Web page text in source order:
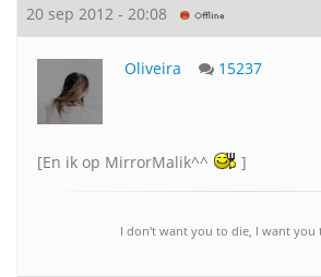
20 sep 2012 - 20:08
Oliveira 15237
[En ik op MirrorMalik^^ ]
I don't want you to die, I want you